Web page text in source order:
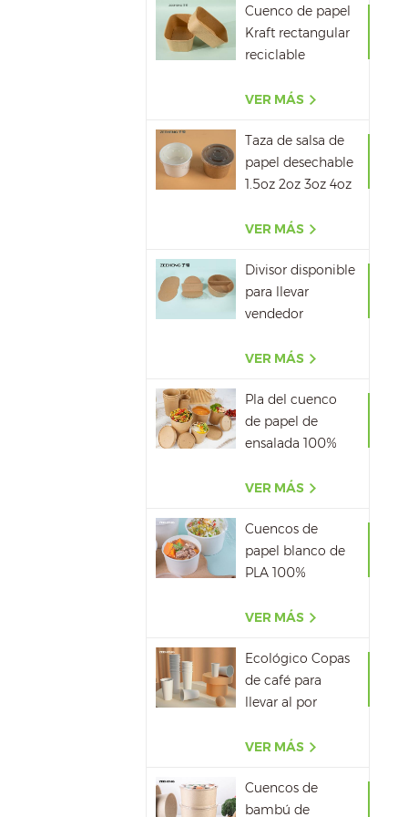
Cuenco de papel
Kraft rectangular
reciclable
VER MÁS
Taza de salsa de
papel desechable
1.5oz 2oz 3oz 4oz
VER MÁS
Divisor disponible
para llevar
vendedor
del cuenco de
VER MÁS
Pla del cuenco
de papel de
ensalada 100%
por mayor
VER MÁS
Cuencos de
papel blanco de
PLA 100%
con tapa
VER MÁS
Ecológico Copas
de café para
llevar al por
VER MÁS
Cuencos de
bambú de